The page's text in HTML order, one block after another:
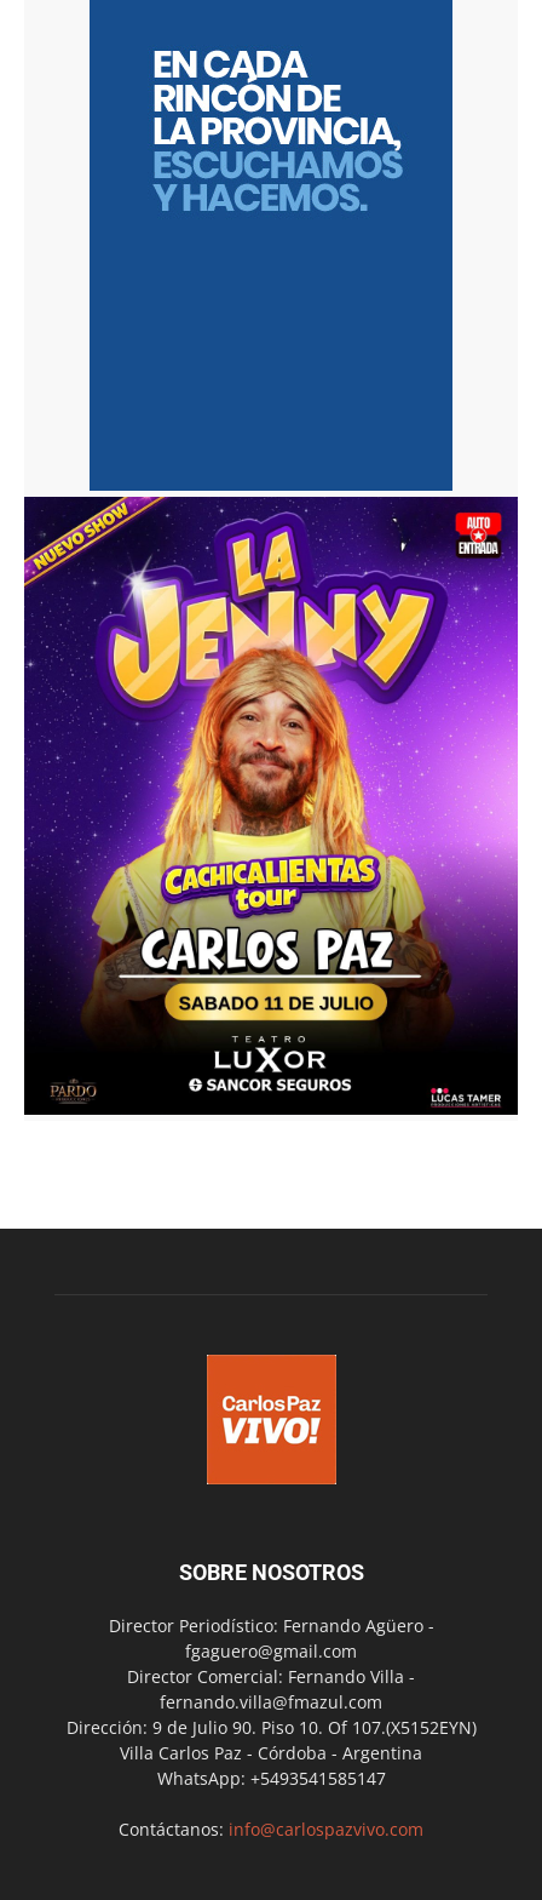
SOBRE NOSOTROS
Director Periodístico: Fernando Agüero -
fgaguero@gmail.com
Director Comercial: Fernando Villa -
fernando.villa@fmazul.com
Dirección: 9 de Julio 90. Piso 10. Of 107.(X5152EYN)
Villa Carlos Paz - Córdoba - Argentina
WhatsApp: +5493541585147
Contáctanos: info@carlospazvivo.com